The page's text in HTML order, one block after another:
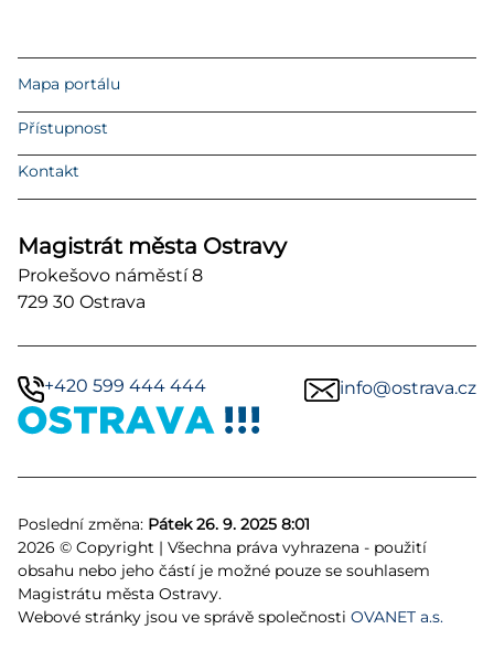
Mapa portálu
Přístupnost
Kontakt
Magistrát města Ostravy
Prokešovo náměstí 8
729 30 Ostrava
+420 599 444 444 info@ostrava.cz
Poslední změna: Pátek 26. 9. 2025 8:01
2026 © Copyright | Všechna práva vyhrazena - použití
obsahu nebo jeho částí je možné pouze se souhlasem
Magistrátu města Ostravy.
Webové stránky jsou ve správě společnosti OVANET a.s.